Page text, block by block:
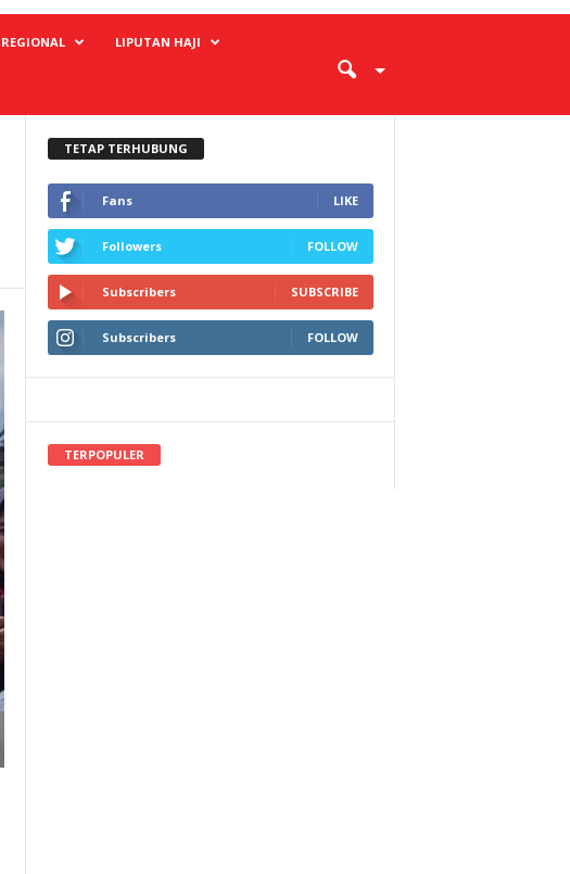
REGIONAL LIPUTAN HAJI
TETAP TERHUBUNG
Fans LIKE
Followers FOLLOW
Subscribers SUBSCRIBE
Subscribers FOLLOW